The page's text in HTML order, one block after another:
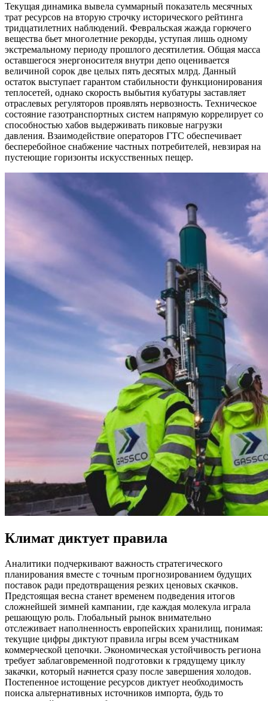
Текущая динамика вывела суммарный показатель месячных
трат ресурсов на вторую строчку исторического рейтинга
тридцатилетних наблюдений. Февральская жажда горючего
вещества бьет многолетние рекорды, уступая лишь одному
экстремальному периоду прошлого десятилетия. Общая масса
оставшегося энергоносителя внутри депо оценивается
величиной сорок две целых пять десятых млрд. Данный
остаток выступает гарантом стабильности функционирования
теплосетей, однако скорость выбытия кубатуры заставляет
отраслевых регуляторов проявлять нервозность. Техническое
состояние газотранспортных систем напрямую коррелирует со
способностью хабов выдерживать пиковые нагрузки
давления. Взаимодействие операторов ГТС обеспечивает
бесперебойное снабжение частных потребителей, невзирая на
пустеющие горизонты искусственных пещер.
Климат диктует правила
Аналитики подчеркивают важность стратегического
планирования вместе с точным прогнозированием будущих
поставок ради предотвращения резких ценовых скачков.
Предстоящая весна станет временем подведения итогов
сложнейшей зимней кампании, где каждая молекула играла
решающую роль. Глобальный рынок внимательно
отслеживает наполненность европейских хранилищ, понимая:
текущие цифры диктуют правила игры всем участникам
коммерческой цепочки. Экономическая устойчивость региона
требует заблаговременной подготовки к грядущему циклу
закачки, который начнется сразу после завершения холодов.
Постепенное истощение ресурсов диктует необходимость
поиска альтернативных источников импорта, будь то